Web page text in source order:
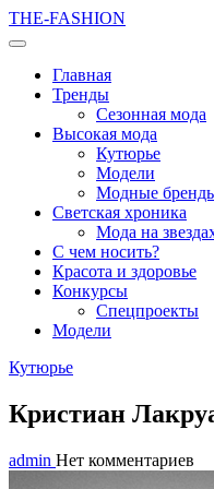
THE-FASHION
Главная
Тренды
Сезонная мода
Высокая мода
Кутюрье
Модели
Модные
Светская хроника
Мода на
С чем носить?
Красота и здоровье
Конкурсы
Спецпроекты
Модели
Кутюрье
Кристиан
admin Нет комментариев